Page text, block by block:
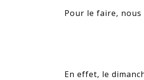
Pour le faire, nous
En effet, le